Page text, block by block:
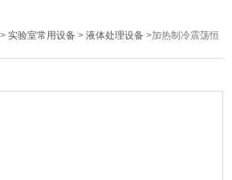
>实验室常用设备 >液体处理设备 >加热制冷震荡恒